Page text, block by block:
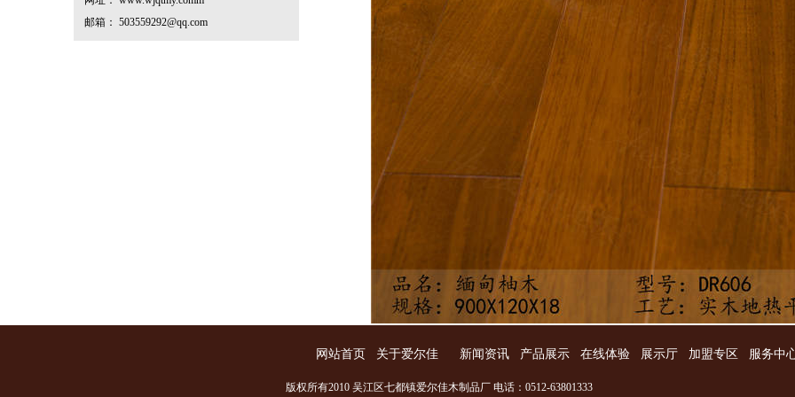
邮箱： 503559292@qq.com
网站首页 关于爱尔佳 新闻资讯 产品展示 在线体验 展示厅 加盟专区 服务中
版权所有2010 吴江区七都镇爱尔佳木制品厂 电话：0512-63801333